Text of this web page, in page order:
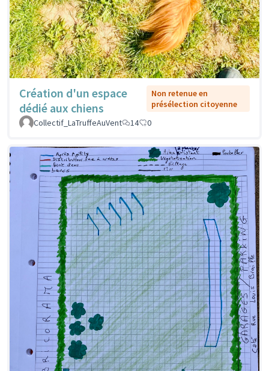
Création d'un espace
dédié aux chiens
Non retenue en
présélection citoyenne
Collectif_LaTruffeAuVent
14 0